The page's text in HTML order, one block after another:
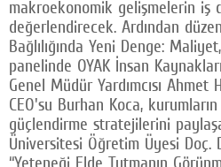
makroekonomik gelişmelerin iş
değerlendirecek. Ardından
Bağlılığında Yeni Denge:
panelinde OYAK İnsan
Genel Müdür Yardımcısı
CEO'su Burhan Koca, kurumların
güçlendirme stratejilerini
Üniversitesi Öğretim Üyesi Doç.
“Yeteneği Elde Tutmanın